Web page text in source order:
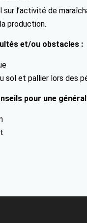
sur l’activité de
production.
et/ou obstacles :
sol et pallier lors des
pour une